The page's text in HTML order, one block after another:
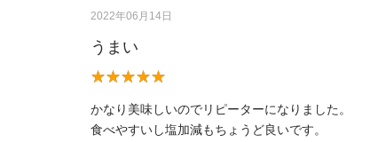
2022年06月14日
うまい
かなり美味しいのでリピーターになりました。
食べやすいし塩加減もちょうど良いです。